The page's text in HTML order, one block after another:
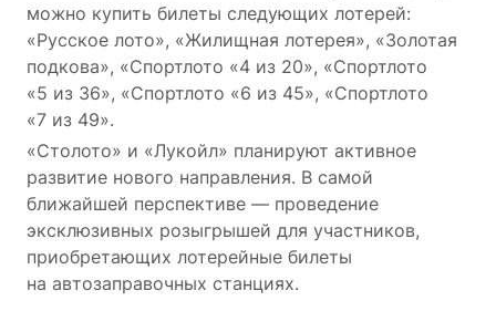
можно купить билеты следующих лотерей:
«Русское лото», «Жилищная лотерея», «Золотая
подкова», «Спортлото «4 из 20», «Спортлото
«5 из 36», «Спортлото «6 из 45», «Спортлото
«7 из 49».
«Столото» и «Лукойл» планируют активное
развитие нового направления. В самой
ближайшей перспективе — проведение
эксклюзивных розыгрышей для участников,
приобретающих лотерейные билеты
на автозаправочных станциях.